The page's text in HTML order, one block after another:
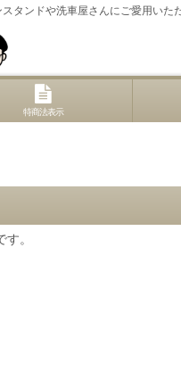
ンドや洗車屋さんにご愛用い
特商法表示
。